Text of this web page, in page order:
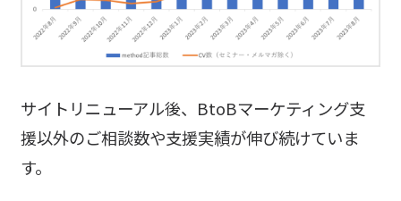
サイトリニューアル後、BtoBマーケティング支
援以外のご相談数や支援実績が伸び続けていま
す。